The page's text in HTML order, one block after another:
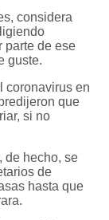
considera
parte de ese
guste.
coronavirus en
que
si no
de hecho, se
de
hasta que